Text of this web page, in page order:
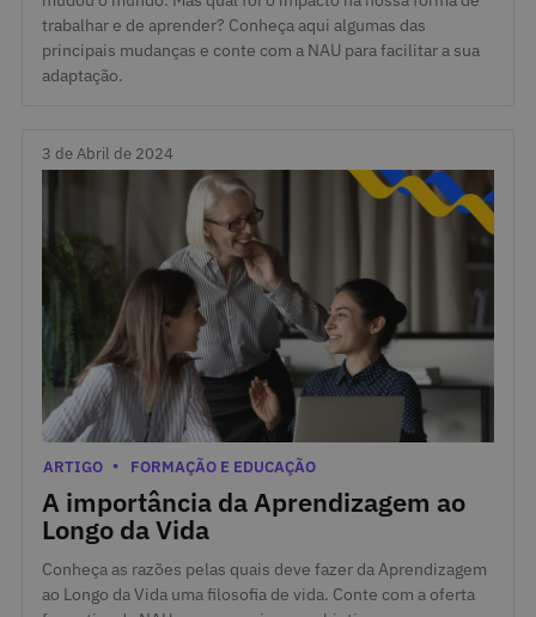
trabalhar e de aprender? Conheça aqui algumas das
principais mudanças e conte com a NAU para facilitar a sua
adaptação.
3 de Abril de 2024
A importância da Aprendizagem ao
Longo da Vida
3 de Abril de 2024
Categorias
ARTIGO FORMAÇÃO E EDUCAÇÃO
Conheça as razões pelas quais deve fazer da Aprendizagem
ao Longo da Vida uma filosofia de vida. Conte com a oferta